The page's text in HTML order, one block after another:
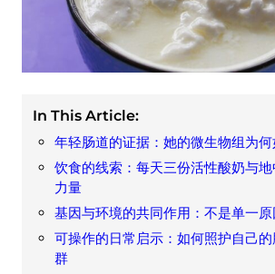
In This Article:
年轻肠道的证据：她的微生物组为
饮食的线索：每天三份活性酸奶与
力量
基因与环境的共同作用：不是单一原
可操作的日常启示：如何照护自己
群